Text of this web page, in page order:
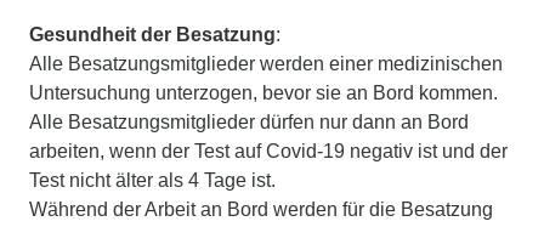
Gesundheit der Besatzung:
Alle Besatzungsmitglieder werden einer medizinischen
Untersuchung unterzogen, bevor sie an Bord kommen.
Alle Besatzungsmitglieder dürfen nur dann an Bord
arbeiten, wenn der Test auf Covid-19 negativ ist und der
Test nicht älter als 4 Tage ist.
Während der Arbeit an Bord werden für die Besatzung